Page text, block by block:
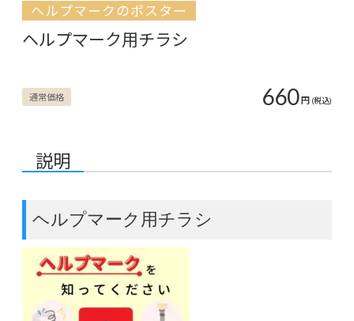
ヘルプマークのポスター
ヘルプマーク用チラシ
通常価格 660円 (税込)
説明
ヘルプマーク用チラシ